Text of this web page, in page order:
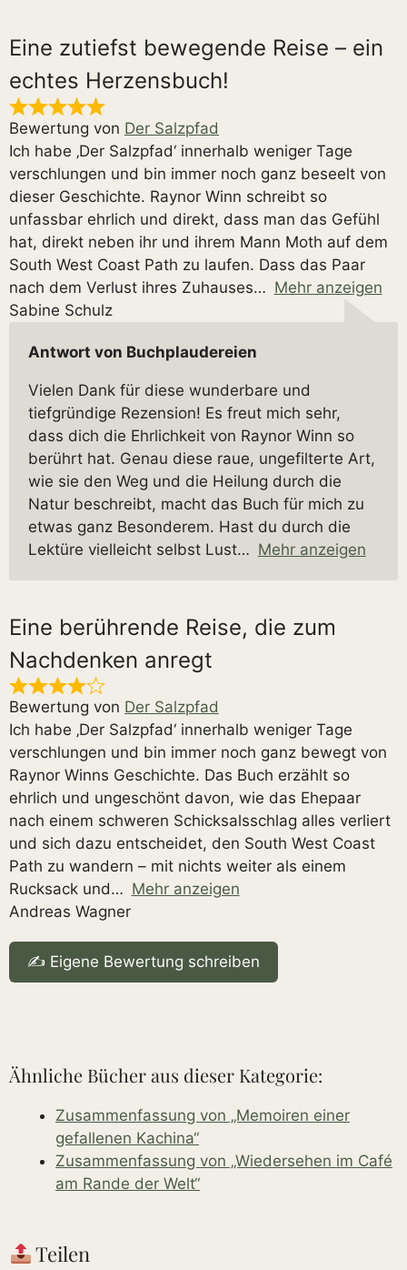
Eine zutiefst bewegende Reise – ein
echtes Herzensbuch!
Bewertung von Der Salzpfad
Ich habe ‚Der Salzpfad‘ innerhalb weniger Tage
verschlungen und bin immer noch ganz beseelt von
dieser Geschichte. Raynor Winn schreibt so
unfassbar ehrlich und direkt, dass man das Gefühl
hat, direkt neben ihr und ihrem Mann Moth auf dem
South West Coast Path zu laufen. Dass das Paar
nach dem Verlust ihres Zuhauses
Mehr anzeigen
Sabine Schulz
Antwort von Buchplaudereien
Vielen Dank für diese wunderbare und
tiefgründige Rezension! Es freut mich sehr,
dass dich die Ehrlichkeit von Raynor Winn so
berührt hat. Genau diese raue, ungefilterte Art,
wie sie den Weg und die Heilung durch die
Natur beschreibt, macht das Buch für mich zu
etwas ganz Besonderem. Hast du durch die
Lektüre vielleicht selbst Lust
Mehr anzeigen
Eine berührende Reise, die zum
Nachdenken anregt
Bewertung von Der Salzpfad
Ich habe ‚Der Salzpfad‘ innerhalb weniger Tage
verschlungen und bin immer noch ganz bewegt von
Raynor Winns Geschichte. Das Buch erzählt so
ehrlich und ungeschönt davon, wie das Ehepaar
nach einem schweren Schicksalsschlag alles verliert
und sich dazu entscheidet, den South West Coast
Path zu wandern – mit nichts weiter als einem
Rucksack und
Mehr anzeigen
Andreas Wagner
✍️ Eigene Bewertung schreiben
Ähnliche Bücher aus dieser Kategorie:
Zusammenfassung von „Memoiren einer
gefallenen Kachina“
Zusammenfassung von „Wiedersehen im Café
am Rande der Welt“
Teilen